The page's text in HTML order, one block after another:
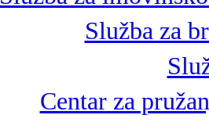
Služba za
Centar za